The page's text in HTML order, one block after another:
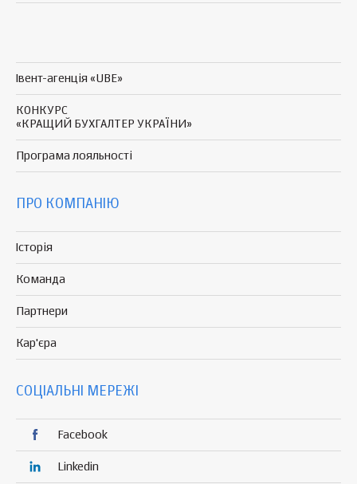
Івент-агенція «UBE»
КОНКУРС
«КРАЩИЙ БУХГАЛТЕР УКРАЇНИ»
Програма лояльності
ПРО КОМПАНІЮ
Історія
Команда
Партнери
Кар'єра
СОЦІАЛЬНІ МЕРЕЖІ
Facebook
Linkedin